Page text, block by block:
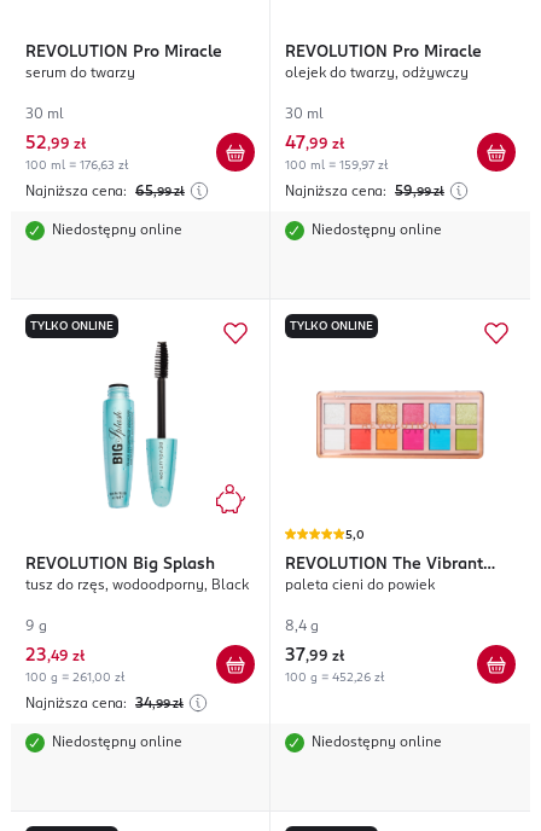
REVOLUTION Pro Miracle
serum do twarzy
30 ml
52,99 zł
100 ml = 176,63 zł
Najniższa cena: 65,99 zł
Niedostępny online
REVOLUTION Pro Miracle
olejek do twarzy, odżywczy
30 ml
47,99 zł
100 ml = 159,97 zł
Najniższa cena: 59,99 zł
Niedostępny online
TYLKO ONLINE
REVOLUTION Big Splash
tusz do rzęs, wodoodporny, Black
9 g
23,49 zł
100 g = 261,00 zł
Najniższa cena: 34,99 zł
Niedostępny online
TYLKO ONLINE
5,0
REVOLUTION
The Vibrant
Icon
paleta cieni do powiek
8,4 g
37,99 zł
100 g = 452,26 zł
Niedostępny online